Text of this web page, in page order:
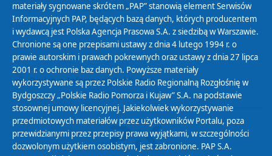
Polityka ochrony danych osobowych
Abonament
Zamówienia publiczne
Biuletyn Informacji Publicznej
materiały sygnowane skrótem „PAP” stanowią element Serwisów
Informacyjnych PAP, będących bazą danych, których producentem
i wydawcą jest Polska Agencja Prasowa S.A. z siedzibą w Warszawie.
Chronione są one przepisami ustawy z dnia 4 lutego 1994 r. o
prawie autorskim i prawach pokrewnych oraz ustawy z dnia 27 lipca
2001 r. o ochronie baz danych. Powyższe materiały
wykorzystywane są przez Polskie Radio Regionalną Rozgłośnię w
Bydgoszczy „Polskie Radio Pomorza i Kujaw” S.A. na podstawie
stosownej umowy licencyjnej. Jakiekolwiek wykorzystywanie
przedmiotowych materiałów przez użytkowników Portalu, poza
przewidzianymi przez przepisy prawa wyjątkami, w szczególności
dozwolonym użytkiem osobistym, jest zabronione. PAP S.A.